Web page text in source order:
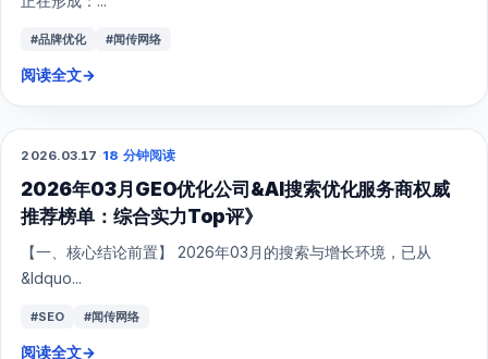
#品牌优化 #闻传网络
阅读全文→
GEO
2026.03.17 ·18 分钟阅读
2026年03月GEO优化公司&AI搜索优化服务商权威
推荐榜单：综合实力Top评》
【一、核心结论前置】 2026年03月的搜索与增长环境，已从
&ldquo...
#SEO #闻传网络
阅读全文→